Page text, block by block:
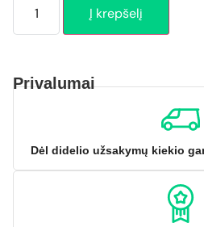
Į krepšelį
Privalumai
Dėl didelio užsakymų kiekio